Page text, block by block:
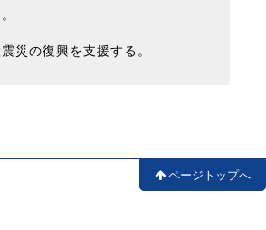
災の復興を支援する。
ページトップへ